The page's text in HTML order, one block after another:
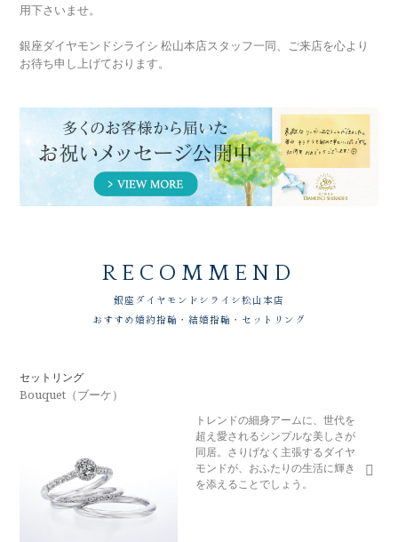
用下さいませ。
銀座ダイヤモンドシライシ 松山本店スタッフ一同、ご来店を心より
お待ち申し上げております。
RECOMMEND
銀座ダイヤモンドシライシ松山本店
おすすめ婚約指輪・結婚指輪・セットリング
セットリング
Bouquet（ブーケ）
トレンドの細身アームに、世代を
超え愛されるシンプルな美しさが
同居。さりげなく主張するダイヤ
モンドが、おふたりの生活に輝き
を添えることでしょう。